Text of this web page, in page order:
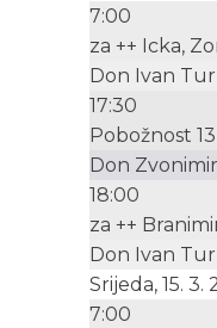
7:00
za ++ Icka,
Don Ivan
17:30
Pobožnost
Don
18:00
za ++
Don Ivan
Srijeda, 15. 3.
7:00